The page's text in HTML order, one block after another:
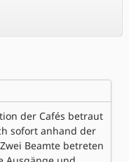
der Cafés betraut
sofort anhand der
Beamte betreten